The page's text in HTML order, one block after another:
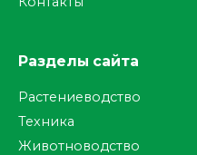
Разделы сайта
Растениеводство
Техника
Животноводство